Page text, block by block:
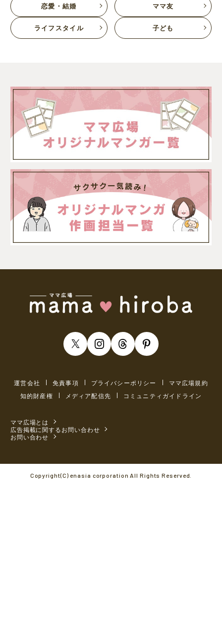
恋愛・結婚 ママ友
ライフスタイル 子ども
運営会社 免責事項 プライバシーポリシー
ママ広場規約
知的財産権
メディア配信先 コミュニティガイドライン
ママ広場とは
広告掲載に関するお問い合わせ
お問い合わせ
Copyright(C) enasia corporation All Rights Reserved.